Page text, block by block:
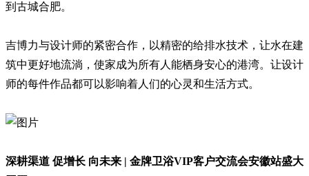
到古城合肥。
吉博力与设计师的紧密合作，以精密的给排水技术，让水在建
筑中更好地流淌，使家成为所有人能栖身安心的港湾。让设计
师的每件作品都可以影响着人们的心灵和生活方式。
深耕渠道 促增长 向未来 | 金牌卫浴VIP客户交流会安徽站盛大